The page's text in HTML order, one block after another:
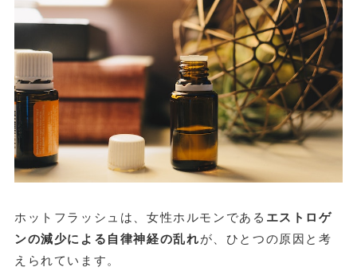
ホットフラッシュは、女性ホルモンである エストロゲ
ンの減少による自律神経の乱れが、ひとつの原因と考
えられています。